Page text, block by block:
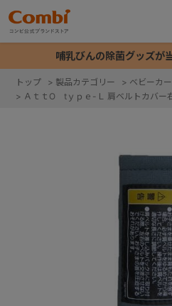
哺乳びんの除菌グッズが
トップ > 製品カテゴリー > ベビーカー
> ＡｔｔO tｙｐｅ-Ｌ 肩ベルトカバー